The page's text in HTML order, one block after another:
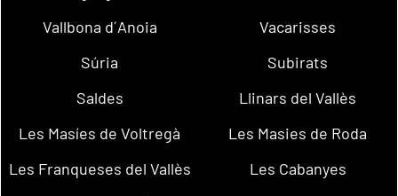
Vallbona d´Anoia
Vacarisses
Súria
Subirats
Saldes
Llinars del Vallès
Les Masíes de Voltregà
Les Masies de Roda
Les Franqueses del Vallès
Les Cabanyes